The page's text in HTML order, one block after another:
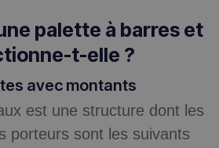
palette à barres et
t-elle ?
avec montants
est une structure dont les
porteurs sont les suivants